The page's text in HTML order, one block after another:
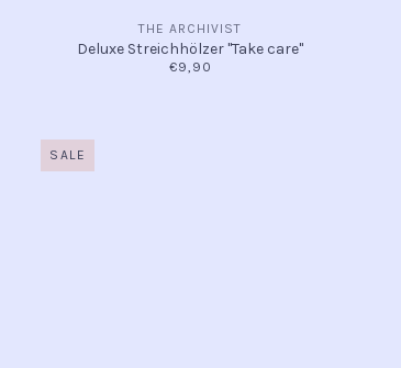
THE ARCHIVIST
Deluxe Streichhölzer "Take care"
€9,90
SALE